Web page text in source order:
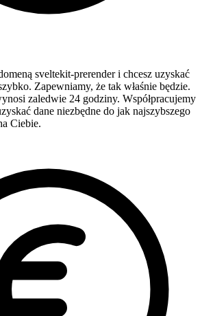
sveltekit-prerender i chcesz uzyskać
Zapewniamy, że tak właśnie będzie.
zaledwie 24 godziny. Współpracujemy
dane niezbędne do jak najszybszego
Ciebie.